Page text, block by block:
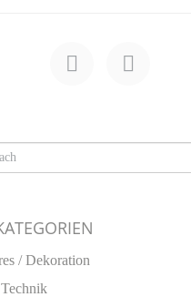
/ Dekoration